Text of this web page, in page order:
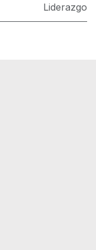
Liderazgo